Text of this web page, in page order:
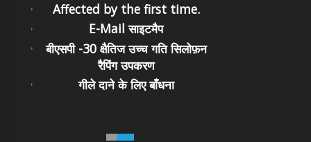
Affected by the first time.
E-Mail साइटमैप
बीएसपी -30 क्षैतिज उच्च गति सिलोफ़न
रैपिंग उपकरण
गीले दाने के लिए बाँधना